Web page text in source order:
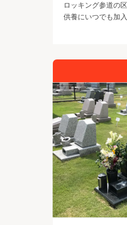
ロッキング参道の
供養にいつでも加